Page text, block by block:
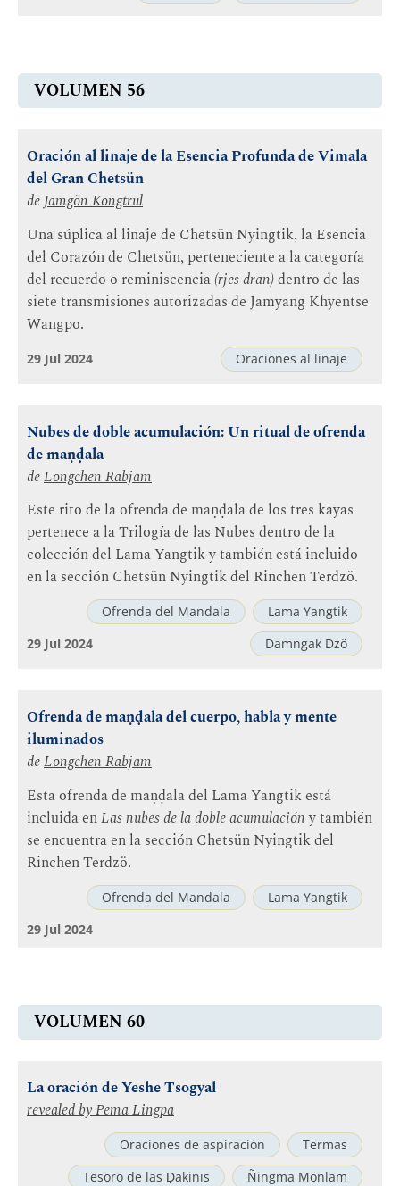
VOLUMEN 56
Oración al linaje de la Esencia Profunda de Vimala
del Gran Chetsün
deJamgön Kongtrul
Una súplica al linaje de Chetsün Nyingtik, la Esencia
del Corazón de Chetsün, perteneciente a la categoría
del recuerdo o reminiscencia (rjes dran)dentro de las
siete transmisiones autorizadas de Jamyang Khyentse
Wangpo.
Oraciones al linaje
29 Jul 2024
Nubes de doble acumulación: Un ritual de ofrenda
de maṇḍala
deLongchen Rabjam
Este rito de la ofrenda de maṇḍala de los tres kāyas
pertenece a la Trilogía de las Nubes dentro de la
colección del Lama Yangtik y también está incluido
en la sección Chetsün Nyingtik del Rinchen Terdzö.
Ofrenda del Mandala
Lama Yangtik
Damngak Dzö
29 Jul 2024
Ofrenda de maṇḍala del cuerpo, habla y mente
iluminados
deLongchen Rabjam
Esta ofrenda de maṇḍala del Lama Yangtik está
incluida enLas nubes de la doble acumulacióny también
se encuentra en la sección Chetsün Nyingtik del
Rinchen Terdzö.
Ofrenda del Mandala
Lama Yangtik
29 Jul 2024
VOLUMEN 60
La oración de Yeshe Tsogyal
revealed byPema Lingpa
Oraciones de aspiración
Termas
Tesoro de las Ḍākinīs
Ñingma Mönlam